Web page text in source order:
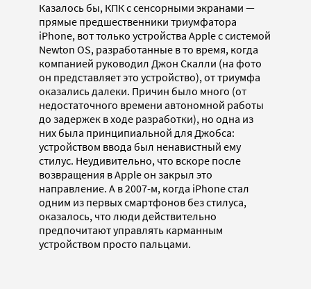
Казалось бы, КПК с сенсорными экранами —
прямые предшественники триумфатора
iPhone, вот только устройства Apple с системой
Newton OS, разработанные в то время, когда
компанией руководил Джон Скалли (на фото
он представляет это устройство), от триумфа
оказались далеки. Причин было много (от
недостаточного времени автономной работы
до задержек в ходе разработки), но одна из
них была принципиальной для Джобса:
устройством ввода был ненавистный ему
стилус. Неудивительно, что вскоре после
возвращения в Apple он закрыл это
направление. А в 2007-м, когда iPhone стал
одним из первых смартфонов без стилуса,
оказалось, что люди действительно
предпочитают управлять карманным
устройством просто пальцами.